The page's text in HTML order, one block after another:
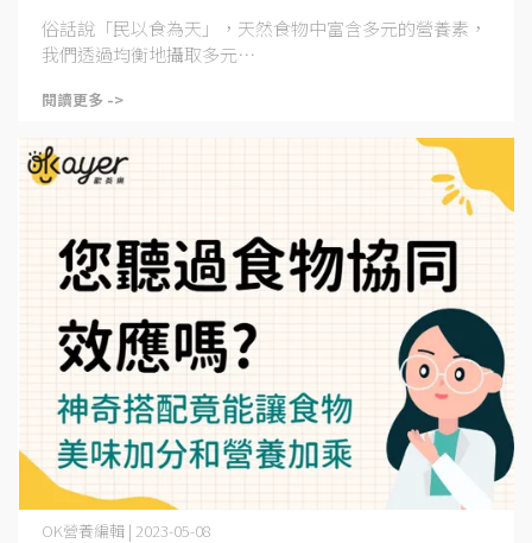
俗話說「民以食為天」，天然食物中富含多元的營養素，
我們透過均衡地攝取多元⋯
閱讀更多 ->
OK營養編輯 | 2023-05-08